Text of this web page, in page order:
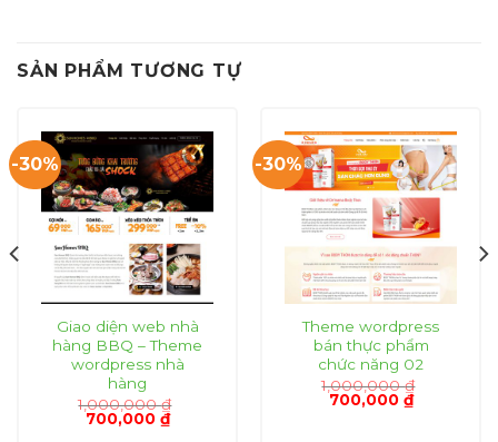
SẢN PHẨM TƯƠNG TỰ
-30%
Giao diện web nhà
hàng BBQ – Theme
wordpress nhà
hàng
1,000,000₫
Giá
700,000 ₫Giá
hiện
-30%
Theme wordpress
bán thực phẩm
chức năng 02
1,000,000₫
Giá
700,000 ₫Giá
hiện